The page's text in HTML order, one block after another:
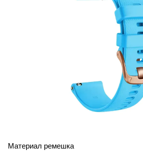
Материал ремешка